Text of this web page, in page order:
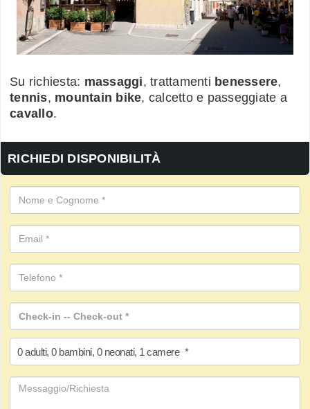
Su richiesta: massaggi, trattamenti benessere,
tennis, mountain bike, calcetto e passeggiate a
cavallo.
RICHIEDI DISPONIBILITÀ
0 adulti, 0 bambini, 0 neonati, 1 camere *